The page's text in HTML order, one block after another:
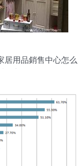
居用品銷售中心怎么